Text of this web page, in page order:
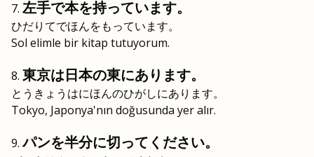
左手で本を持っています。
ひだりてでほんをもっています。
Sol elimle bir kitap tutuyorum.
東京は日本の東にあります。
とうきょうはにほんのひがしにあります。
Tokyo, Japonya'nın doğusunda yer alır.
パンを半分に切ってください。